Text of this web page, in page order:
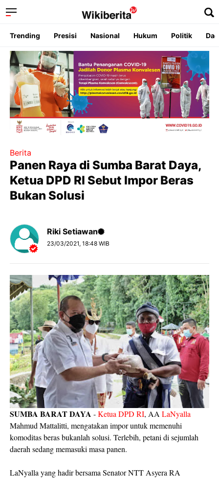
Trending Presisi Nasional Hukum Politik
Berita
Panen Raya di Sumba Barat Daya,
Ketua DPD RI Sebut Impor Beras
Bukan Solusi
Riki Setiawan
23/03/2021, 18:48 WIB
SUMBA BARAT DAYA -Ketua DPD RI, AA LaNyalla
Mahmud Mattalitti, mengatakan impor untuk memenuhi
komoditas beras bukanlah solusi. Terlebih, petani di sejumlah
daerah sedang memasuki masa panen.
LaNyalla yang hadir bersama Senator NTT Asyera RA